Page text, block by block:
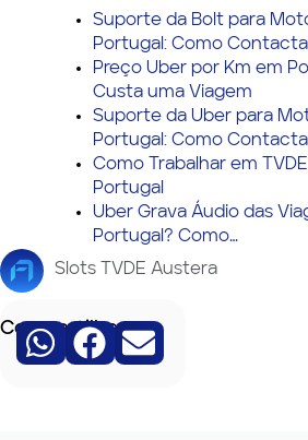
Suporte da Bolt para
Portugal: Como
Preço Uber por Km em
Custa uma Viagem
Suporte da Uber para
Portugal: Como
Como Trabalhar em
Portugal
Uber Grava Áudio das
Portugal? Como…
Slots TVDE Austera
Compartilhe: